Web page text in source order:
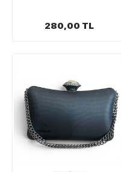
280,00 TL